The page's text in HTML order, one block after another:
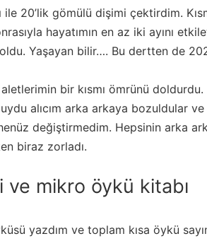
ile 20’lik gömülü dişimi çektirdim.
hayatımın en az iki ayını
Yaşayan bilir…. Bu dertten de
bir kısmı ömrünü
alıcım arka arkaya bozuldular
değiştirmedim. Hepsinin arka
biraz zorladı.
mikro öykü kitabı
yazdım ve toplam kısa öykü